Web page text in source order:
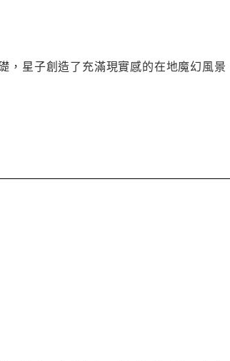
星子創造了充滿現實感的在地魔幻風景